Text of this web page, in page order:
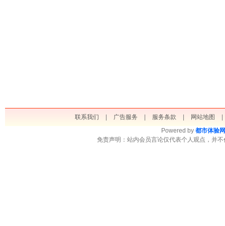
联系我们 广告服务 服务条款 网站地图
Powered by 都市体验网
免责声明：站内会员言论仅代表个人观点，并